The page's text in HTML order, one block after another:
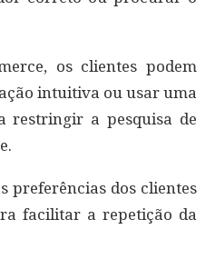
os clientes podem
intuitiva ou usar uma
restringir a pesquisa de
preferências dos clientes
facilitar a repetição da